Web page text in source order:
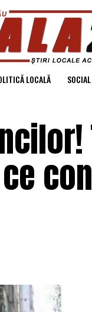
LOCALĂ SOCIAL